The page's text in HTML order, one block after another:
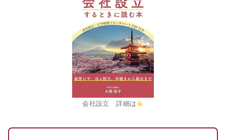
会社設立 詳細は